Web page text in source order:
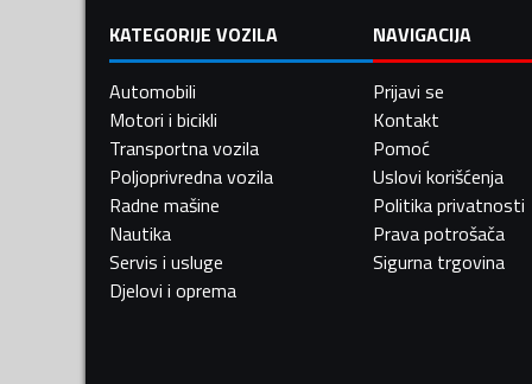
KATEGORIJE VOZILA
Automobili
Motori i bicikli
Transportna vozila
Poljoprivredna vozila
Radne mašine
Nautika
Servis i usluge
Djelovi i oprema
NAVIGACIJA
Prijavi se
Kontakt
Pomoć
Uslovi korišćenja
Politika privatnosti
Prava potrošača
Sigurna trgovina